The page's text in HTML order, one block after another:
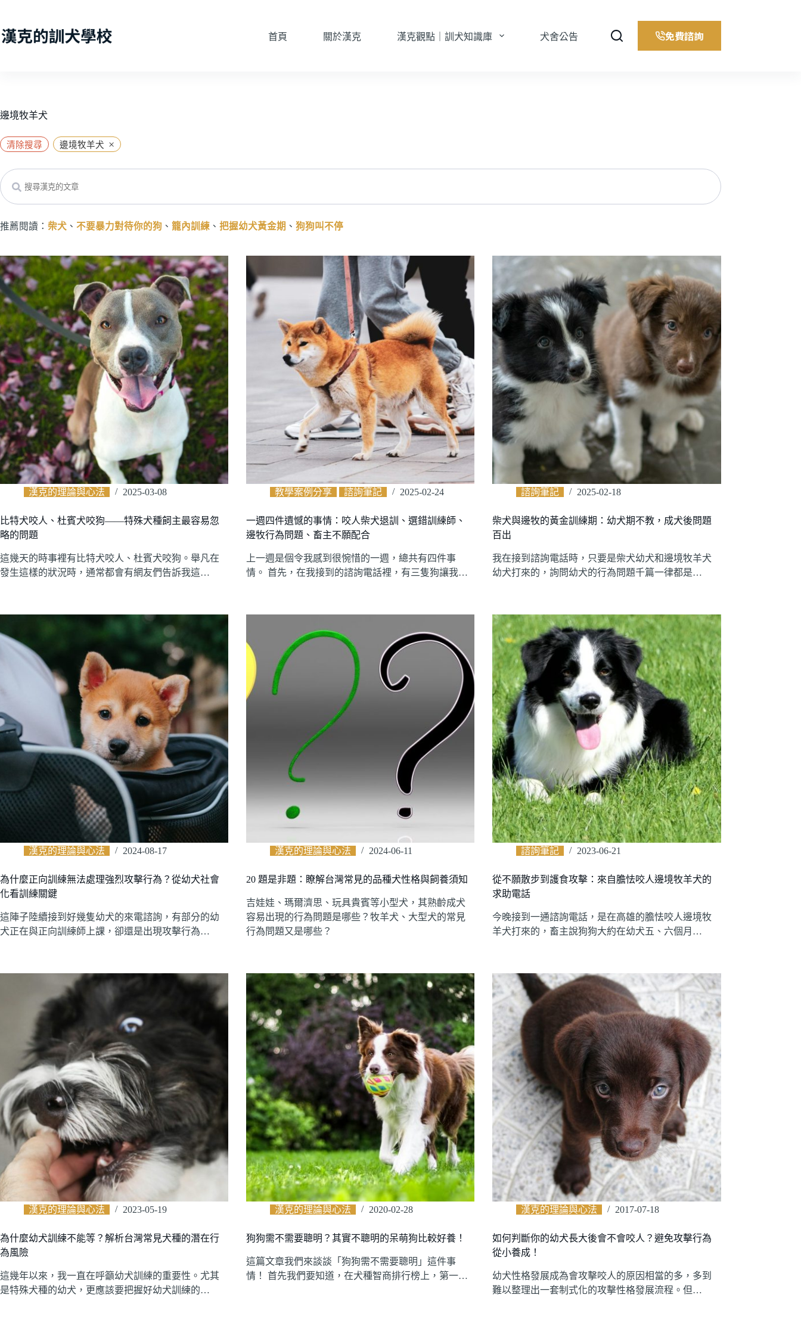
主
首頁 關於漢克 漢克觀點｜訓犬知識庫 犬舍公告 免費諮詢
邊境牧羊犬
清除搜尋 邊境牧羊犬 ×
Search
推薦閱讀： 柴犬 、 不要暴力對待你的狗 、 籠內訓練 、 把握幼犬黃金期 、 狗狗叫不停
漢克的理論與心法 2025-03-08
比特犬咬人、杜賓犬咬狗——特殊犬種飼主最容易忽
略的問題
這幾天的時事裡有比特犬咬人、杜賓犬咬狗。舉凡在
發生這樣的狀況時，通常都會有網友們告訴我這…
教學案例分享 諮詢筆記 2025-02-24
一週四件遺憾的事情：咬人柴犬退訓、選錯訓練師、
邊牧行為問題、畜主不願配合
上一週是個令我感到很惋惜的一週，總共有四件事
情。 首先，在我接到的諮詢電話裡，有三隻狗讓我…
諮詢筆記 2025-02-18
柴犬與邊牧的黃金訓練期：幼犬期不教，成犬後問題
百出
我在接到諮詢電話時，只要是柴犬幼犬和邊境牧羊犬
幼犬打來的，詢問幼犬的行為問題千篇一律都是…
漢克的理論與心法 2024-08-17
為什麼正向訓練無法處理強烈攻擊行為？從幼犬社會
化看訓練關鍵
這陣子陸續接到好幾隻幼犬的來電諮詢，有部分的幼
犬正在與正向訓練師上課，卻還是出現攻擊行為…
漢克的理論與心法 2024-06-11
20 題是非題：瞭解台灣常見的品種犬性格與飼養須知
吉娃娃、瑪爾濟思、玩具貴賓等小型犬，其熟齡成犬
容易出現的行為問題是哪些？牧羊犬、大型犬的常見
行為問題又是哪些？
諮詢筆記 2023-06-21
從不願散步到護食攻擊：來自膽怯咬人邊境牧羊犬的
求助電話
今晚接到一通諮詢電話，是在高雄的膽怯咬人邊境牧
羊犬打來的，畜主說狗狗大約在幼犬五、六個月…
漢克的理論與心法 2023-05-19
為什麼幼犬訓練不能等？解析台灣常見犬種的潛在行
為風險
這幾年以來，我一直在呼籲幼犬訓練的重要性。尤其
是特殊犬種的幼犬，更應該要把握好幼犬訓練的…
漢克的理論與心法 2020-02-28
狗狗需不需要聰明？其實不聰明的呆萌狗比較好養！
這篇文章我們來談談「狗狗需不需要聰明」這件事
情！ 首先我們要知道，在犬種智商排行榜上，第一…
漢克的理論與心法 2017-07-18
如何判斷你的幼犬長大後會不會咬人？避免攻擊行為
從小養成！
幼犬性格發展成為會攻擊咬人的原因相當的多，多到
難以整理出一套制式化的攻擊性格發展流程。但…